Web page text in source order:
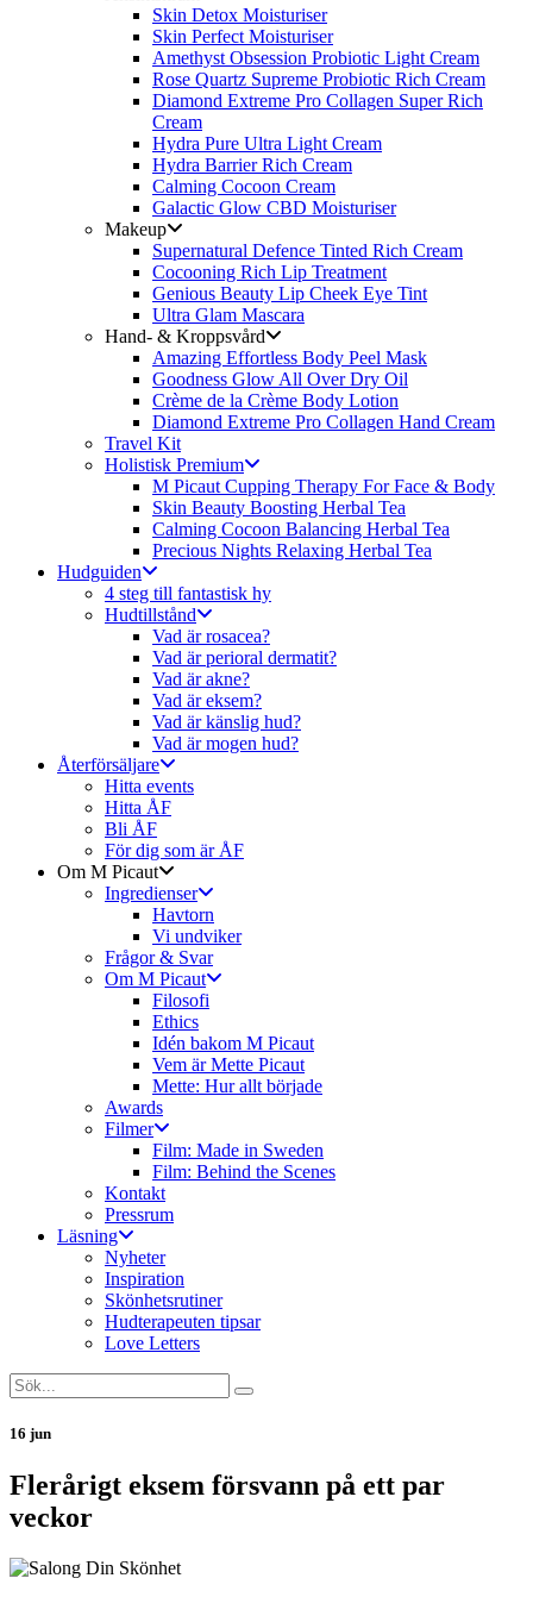
Skin Detox Moisturiser
Skin Perfect Moisturiser
Amethyst Obsession Probiotic Light Cream
Rose Quartz Supreme Probiotic Rich Cream
Diamond Extreme Pro Collagen Super Rich
Cream
Hydra Pure Ultra Light Cream
Hydra Barrier Rich Cream
Calming Cocoon Cream
Galactic Glow CBD Moisturiser
Makeup
Supernatural Defence Tinted Rich Cream
Cocooning Rich Lip Treatment
Genious Beauty Lip Cheek Eye Tint
Ultra Glam Mascara
Hand- & Kroppsvård
Amazing Effortless Body Peel Mask
Goodness Glow All Over Dry Oil
Crème de la Crème Body Lotion
Diamond Extreme Pro Collagen Hand Cream
Travel Kit
Holistisk Premium
M Picaut Cupping Therapy For Face & Body
Skin Beauty Boosting Herbal Tea
Calming Cocoon Balancing Herbal Tea
Precious Nights Relaxing Herbal Tea
Hudguiden
4 steg till fantastisk hy
Hudtillstånd
Vad är rosacea?
Vad är perioral dermatit?
Vad är akne?
Vad är eksem?
Vad är känslig hud?
Vad är mogen hud?
Återförsäljare
Hitta events
Hitta ÅF
Bli ÅF
För dig som är ÅF
Om M Picaut
Ingredienser
Havtorn
Vi undviker
Frågor & Svar
Om M Picaut
Filosofi
Ethics
Idén bakom M Picaut
Vem är Mette Picaut
Mette: Hur allt började
Awards
Filmer
Film: Made in Sweden
Film: Behind the Scenes
Kontakt
Pressrum
Läsning
Nyheter
Inspiration
Skönhetsrutiner
Hudterapeuten tipsar
Love Letters
16 jun
Flerårigt eksem försvann på ett par
veckor